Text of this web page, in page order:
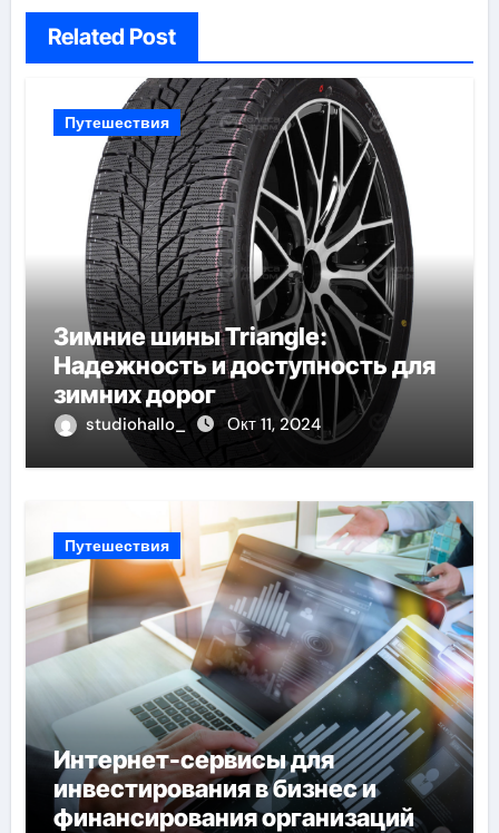
Related Post
Путешествия
Зимние шины Triangle:
Надежность и доступность для
зимних дорог
studiohallo_ Окт 11, 2024
Путешествия
Интернет-сервисы для
инвестирования в бизнес и
финансирования организаций